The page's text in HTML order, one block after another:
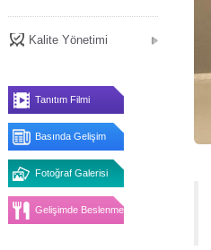
Kalite Yönetimi
Tanıtım Filmi
Basında Gelişim
Fotoğraf Galerisi
Gelişimde Beslenme